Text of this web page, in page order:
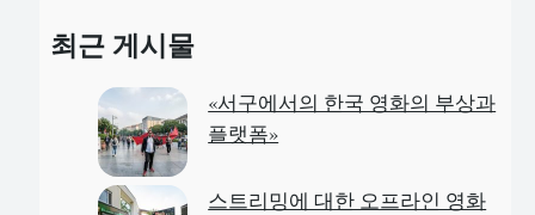
r
최근 게시물
«서구에서의 한국 영화의 부상과
플랫폼»
스트리밍에 대한 오프라인 영화